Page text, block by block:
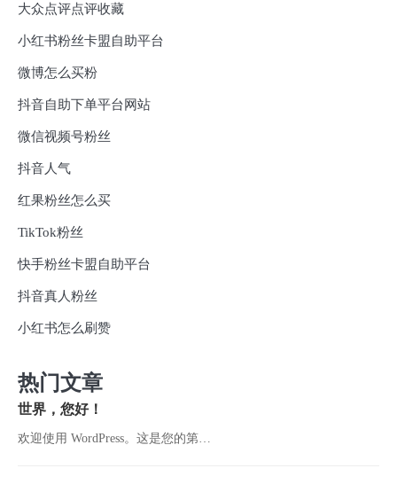
大众点评点评收藏
小红书粉丝卡盟自助平台
微博怎么买粉
抖音自助下单平台网站
微信视频号粉丝
抖音人气
红果粉丝怎么买
TikTok粉丝
快手粉丝卡盟自助平台
抖音真人粉丝
小红书怎么刷赞
热门文章
世界，您好！
欢迎使用 WordPress。这是您的第…